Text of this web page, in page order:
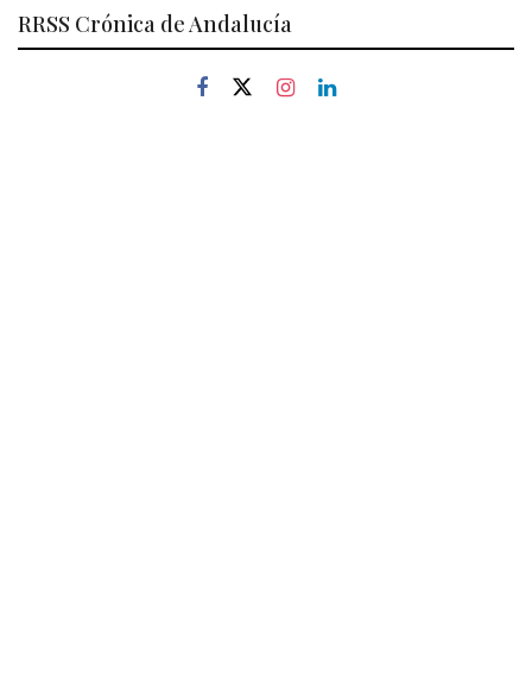
RRSS Crónica de Andalucía